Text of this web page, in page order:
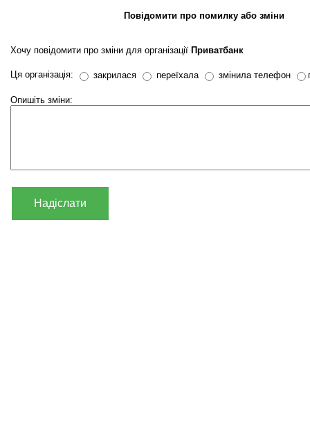
Повідомити про помилку або зміни
Хочу повідомити про зміни для організації Приватбанк
Ця організація: закрилася переїхала змінила телефон
Опишіть зміни:
Надіслати